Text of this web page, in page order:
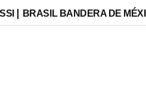
BRASIL BANDERA DE